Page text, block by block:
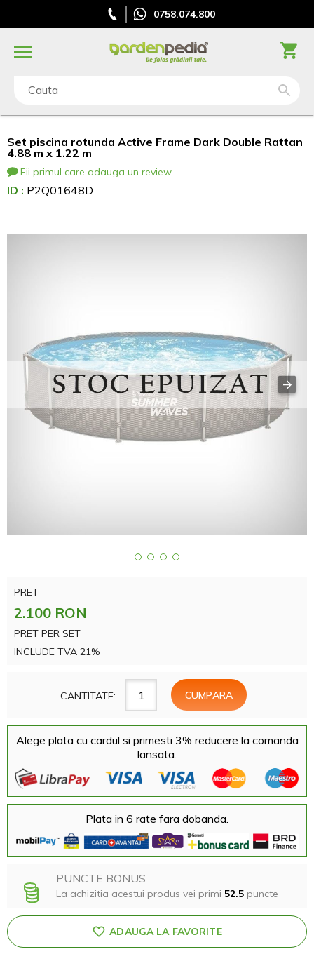
0758.074.800
Cauta
Set piscina rotunda Active Frame Dark Double Rattan
4.88 m x 1.22 m
Fii primul care adauga un review
ID : P2Q01648D
PRET
2.100 RON
PRET PER SET
INCLUDE TVA 21%
CANTITATE:
Alege plata cu cardul si primesti 3% reducere la comanda
lansata.
Plata in 6 rate fara dobanda.
PUNCTE BONUS
La achizitia acestui produs vei primi 52.5 puncte
ADAUGA LA FAVORITE